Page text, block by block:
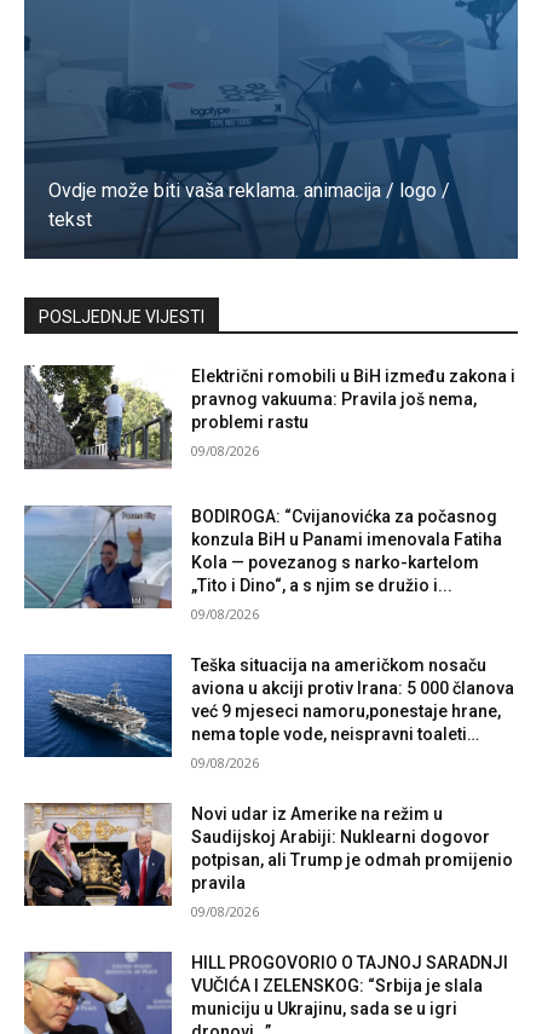
Ovdje može biti vaša reklama. animacija / logo /
tekst
Kontaktirajte nas
POSLJEDNJE VIJESTI
Električni romobili u BiH između zakona i
pravnog vakuuma: Pravila još nema,
problemi rastu
09/08/2026
BODIROGA: “Cvijanovićka za počasnog
konzula BiH u Panami imenovala Fatiha
Kola — povezanog s narko-kartelom
„Tito i Dino“, a s njim se družio i...
09/08/2026
Teška situacija na američkom nosaču
aviona u akciji protiv Irana: 5 000 članova
već 9 mjeseci namoru,ponestaje hrane,
nema tople vode, neispravni toaleti…
09/08/2026
Novi udar iz Amerike na režim u
Saudijskoj Arabiji: Nuklearni dogovor
potpisan, ali Trump je odmah promijenio
pravila
09/08/2026
HILL PROGOVORIO O TAJNOJ SARADNJI
VUČIĆA I ZELENSKOG: “Srbija je slala
municiju u Ukrajinu, sada se u igri